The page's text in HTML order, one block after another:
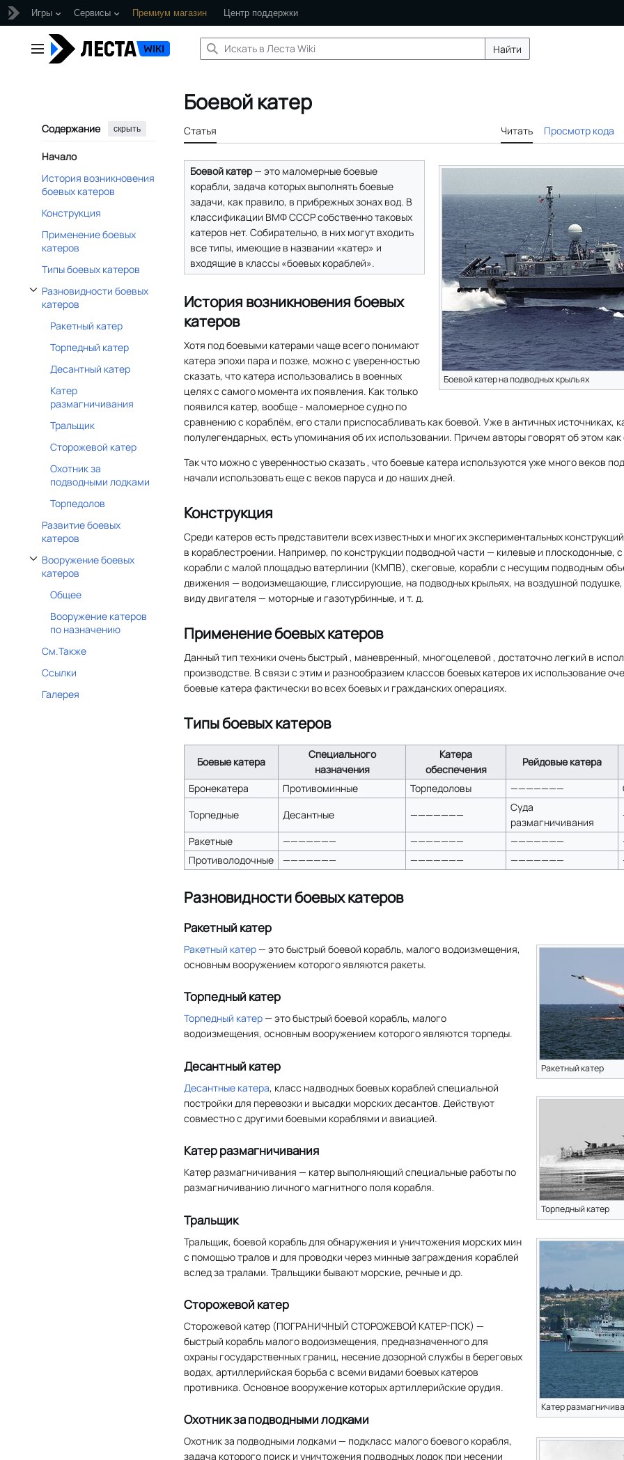
Игры Сервисы Премиум магазин Центр поддержки
содержанию
Главное меню Найти
Содержание скрыть
Начало
История возникновения
боевых катеров
Конструкция
Применение боевых
катеров
Типы боевых катеров
Разновидности боевых
катеров
Отобразить/Скрыть подраздел Разновидности боевых катеров
Ракетный катер
Торпедный катер
Десантный катер
Катер
размагничивания
Тральщик
Сторожевой катер
Охотник за
подводными лодками
Торпедолов
Развитие боевых
катеров
Вооружение боевых
катеров
Отобразить/Скрыть подраздел Вооружение боевых катеров
Общее
Вооружение катеров
по назначению
См.Также
Ссылки
Галерея
Боевой катер
Статья Читать Просмотр кода
Боевой катер на подводных крыльях
Боевой катер— это маломерные боевые
корабли, задача которых выполнять боевые
задачи, как правило, в прибрежных зонах вод. В
классификации ВМФ СССР собственно таковых
катеров нет. Собирательно, в них могут входить
все типы, имеющие в названии «катер» и
входящие в классы «боевых кораблей».
История возникновения боевых
катеров
Хотя под боевыми катерами чаще всего понимают
катера эпохи пара и позже, можно с уверенностью
сказать, что катера использовались в военных
целях с самого момента их появления. Как только
появился катер, вообще - маломерное судно по
сравнению с кораблём, его стали приспосабливать как боевой. Уже в античных источниках,
полулегендарных, есть упоминания об их использовании. Причем авторы говорят об этом
Так что можно с уверенностью сказать , что боевые катера используются уже много веков
начали использовать еще с веков паруса и до наших дней.
Конструкция
Среди катеров есть представители всех известных и многих экспериментальных
в кораблестроении. Например, по конструкции подводной части — килевые и плоскодонные,
корабли с малой площадью ватерлинии (КМПВ), скеговые, корабли с несущим подводным
движения — водоизмещающие, глиссирующие, на подводных крыльях, на воздушной
виду двигателя — моторные и газотурбинные, и т. д.
Применение боевых катеров
Данный тип техники очень быстрый , маневренный, многоцелевой , достаточно легкий в
производстве. В связи с этим и разнообразием классов боевых катеров их использование
боевые катера фактически во всех боевых и гражданских операциях.
Типы боевых катеров
Боевые катера
Специального
назначения
Катера
обеспечения
Рейдовые катера
Бронекатера
Противоминные Торпедоловы ———————
Торпедные
Десантные ———————
Суда
размагничивания
Ракетные
——————— ——————— ———————
Противолодочные
——————— ——————— ———————
Разновидности боевых катеров
Ракетный катер
Ракетный катер
Ракетный катер— это быстрый боевой корабль, малого водоизмещения,
основным вооружением которого являются ракеты.
Торпедный катер
Торпедный катер
Торпедный катер— это быстрый боевой корабль, малого
водоизмещения, основным вооружением которого являются торпеды.
Десантный катер
Десантные катера, класс надводных боевых кораблей специальной
постройки для перевозки и высадки морских десантов. Действуют
совместно с другими боевыми кораблями и авиацией.
Катер размагничивания
Катер
Катер размагничивания — катер выполняющий специальные работы по
размагничиванию личного магнитного поля корабля.
Тральщик
Тральщик, боевой корабль для обнаружения и уничтожения морских мин
с помощью тралов и для проводки через минные заграждения кораблей
вслед за тралами. Тральщики бывают морские, речные и др.
Сторожевой катер
Сторожевой катер (ПОГРАНИЧНЫЙ СТОРОЖЕВОЙ КАТЕР-ПСК) —
быстрый корабль малого водоизмещения, предназначенного для
охраны государственных границ, несение дозорной службы в береговых
водах, артиллерийская борьба с всеми видами боевых катеров
противника. Основное вооружение которых артиллерийские орудия.
Охотник за подводными лодками
Охотник за подводными лодками — подкласс малого боевого корабля,
задача которого поиск и уничтожения подводных лодок при несении